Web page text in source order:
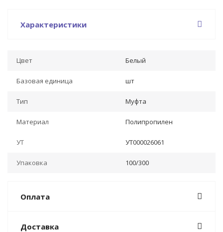
Характеристики
Цвет Белый
Базовая единица шт
Тип Муфта
Материал Полипропилен
УТ УТ000026061
Упаковка 100/300
Оплата
Доставка